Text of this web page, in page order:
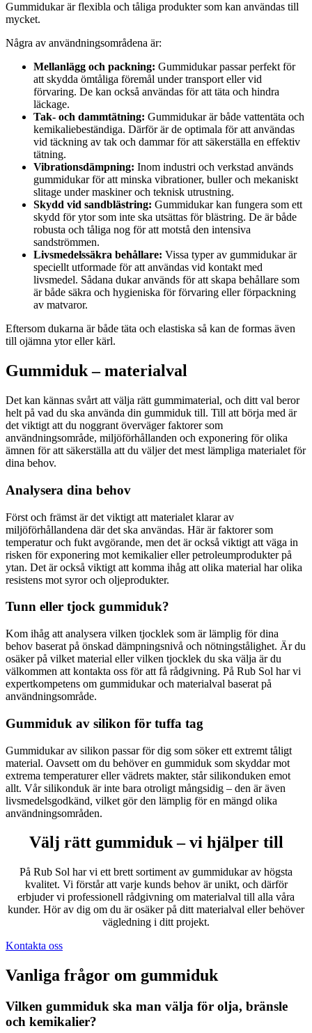
Gummidukar är flexibla och tåliga produkter som kan användas till
mycket.
Några av användningsområdena är:
Mellanlägg och packning: Gummidukar passar perfekt för
att skydda ömtåliga föremål under transport eller vid
förvaring. De kan också användas för att täta och hindra
läckage.
Tak- och dammtätning: Gummidukar är både vattentäta och
kemikaliebeständiga. Därför är de optimala för att användas
vid täckning av tak och dammar för att säkerställa en effektiv
tätning.
Vibrationsdämpning: Inom industri och verkstad används
gummidukar för att minska vibrationer, buller och mekaniskt
slitage under maskiner och teknisk utrustning.
Skydd vid sandblästring: Gummidukar kan fungera som ett
skydd för ytor som inte ska utsättas för blästring. De är både
robusta och tåliga nog för att motstå den intensiva
sandströmmen.
Livsmedelssäkra behållare: Vissa typer av gummidukar är
speciellt utformade för att användas vid kontakt med
livsmedel. Sådana dukar används för att skapa behållare som
är både säkra och hygieniska för förvaring eller förpackning
av matvaror.
Eftersom dukarna är både täta och elastiska så kan de formas även
till ojämna ytor eller kärl.
Gummiduk – materialval
Det kan kännas svårt att välja rätt gummimaterial, och ditt val beror
helt på vad du ska använda din gummiduk till. Till att börja med är
det viktigt att du noggrant överväger faktorer som
användningsområde, miljöförhållanden och exponering för olika
ämnen för att säkerställa att du väljer det mest lämpliga materialet för
dina behov.
Analysera dina behov
Först och främst är det viktigt att materialet klarar av
miljöförhållandena där det ska användas. Här är faktorer som
temperatur och fukt avgörande, men det är också viktigt att väga in
risken för exponering mot kemikalier eller petroleumprodukter på
ytan. Det är också viktigt att komma ihåg att olika material har olika
resistens mot syror och oljeprodukter.
Tunn eller tjock gummiduk?
Kom ihåg att analysera vilken tjocklek som är lämplig för dina
behov baserat på önskad dämpningsnivå och nötningstålighet. Är du
osäker på vilket material eller vilken tjocklek du ska välja är du
välkommen att kontakta oss för att få rådgivning. På Rub Sol har vi
expertkompetens om gummidukar och materialval baserat på
användningsområde.
Gummiduk av silikon för tuffa tag
Gummidukar av silikon passar för dig som söker ett extremt tåligt
material. Oavsett om du behöver en gummiduk som skyddar mot
extrema temperaturer eller vädrets makter, står silikonduken emot
allt. Vår silikonduk är inte bara otroligt mångsidig – den är även
livsmedelsgodkänd, vilket gör den lämplig för en mängd olika
användningsområden.
Välj rätt gummiduk – vi hjälper till
På Rub Sol har vi ett brett sortiment av gummidukar av högsta
kvalitet. Vi förstår att varje kunds behov är unikt, och därför
erbjuder vi professionell rådgivning om materialval till alla våra
kunder. Hör av dig om du är osäker på ditt materialval eller behöver
vägledning i ditt projekt.
Kontakta oss
Vanliga frågor om gummiduk
Vilken gummiduk ska man välja för olja, bränsle
och kemikalier?